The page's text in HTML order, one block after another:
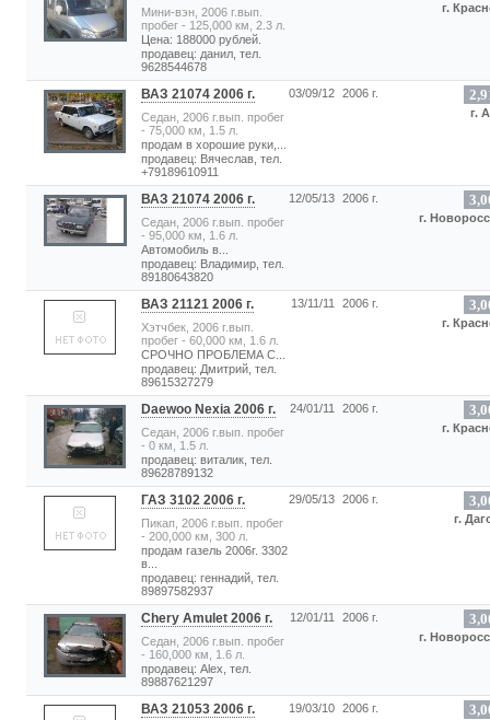
Мини-вэн, 2006 г.вып.
пробег - 125,000 км, 2.3 л.
Цена: 188000 рублей.
продавец: данил, тел.
9628544678
г.
ВАЗ 21074 2006 г.
Седан, 2006 г.вып. пробег
- 75,000 км, 1.5 л.
продам в хорошие руки,...
продавец: Вячеслав, тел.
+79189610911
03/09/12 2006 г.
г.
ВАЗ 21074 2006 г.
Седан, 2006 г.вып. пробег
- 95,000 км, 1.6 л.
Автомобиль в...
продавец: Владимир, тел.
89180643820
12/05/13 2006 г.
г.
ВАЗ 21121 2006 г.
Хэтчбек, 2006 г.вып.
пробег - 60,000 км, 1.6 л.
СРОЧНО ПРОБЛЕМА С...
продавец: Дмитрий, тел.
89615327279
13/11/11 2006 г.
г.
Daewoo Nexia 2006 г.
Седан, 2006 г.вып. пробег
- 0 км, 1.5 л.
продавец: виталик, тел.
89628789132
24/01/11 2006 г.
г.
ГАЗ 3102 2006 г.
Пикап, 2006 г.вып. пробег
- 200,000 км, 300 л.
продам газель 2006г. 3302
в...
продавец: геннадий, тел.
89897582937
29/05/13 2006 г.
г.
Chery Amulet 2006 г.
Седан, 2006 г.вып. пробег
- 160,000 км, 1.6 л.
продавец: Alex, тел.
89887621297
12/01/11 2006 г.
г.
ВАЗ 21053 2006 г. 19/03/10 2006 г.